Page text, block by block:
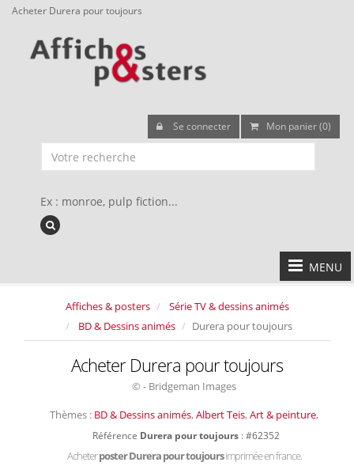
Acheter Durera pour toujours
Se connecter Mon panier (0)
Ex : monroe, pulp fiction...
MENU
Affiches & posters
Série TV & dessins animés
BD & Dessins animés
Durera pour toujours
Acheter Durera pour toujours
© - Bridgeman Images
Thèmes : BD & Dessins animés, Albert Teis, Art & peinture,
Référence Durera pour toujours : #62352
Acheterposter Durera pour toujoursimprimée en france.